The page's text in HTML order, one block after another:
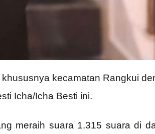
kecamatan Rangkui
Icha/Icha Besti ini.
meraih suara 1.315 suara di